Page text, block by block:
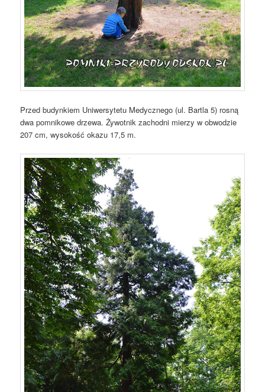
Przed budynkiem Uniwersytetu Medycznego (ul. Bartla 5) rosną
dwa pomnikowe drzewa. Żywotnik zachodni mierzy w obwodzie
207 cm, wysokość okazu 17,5 m.